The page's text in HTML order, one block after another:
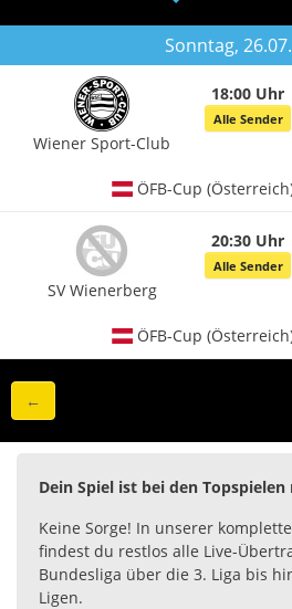
Sonntag,
Wiener Sport-Club
18:00 Uhr
Alle Sender
ÖFB-Cup
SV Wienerberg
20:30 Uhr
Alle Sender
ÖFB-Cup
←
Dein Spiel ist bei den
Keine Sorge! In unserer
findest du restlos alle Live-
Bundesliga über die 3. Liga bis
Ligen.